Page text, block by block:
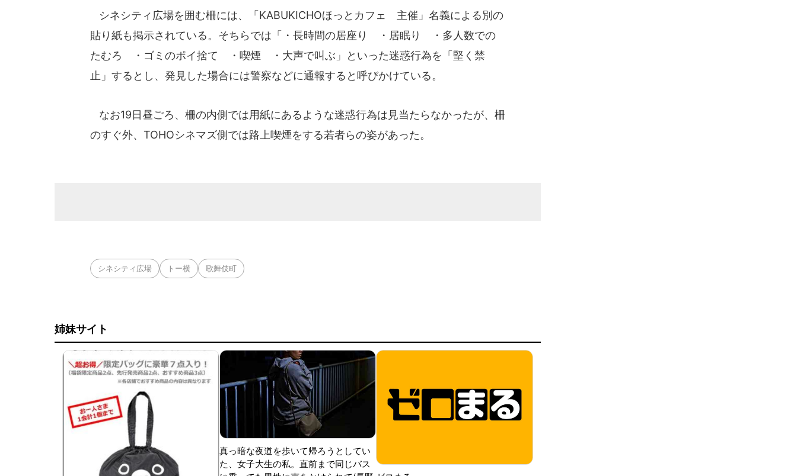
シネシティ広場を囲む柵には、「KABUKICHOほっとカフェ 主催」名義による別の
貼り紙も掲示されている。そちらでは「・長時間の居座り ・居眠り ・多人数での
たむろ ・ゴミのポイ捨て ・喫煙 ・大声で叫ぶ」といった迷惑行為を「堅く禁
止」するとし、発見した場合には警察などに通報すると呼びかけている。
なお19日昼ごろ、柵の内側では用紙にあるような迷惑行為は見当たらなかったが、柵
のすぐ外、TOHOシネマズ側では路上喫煙をする若者らの姿があった。
シネシティ広場 トー横 歌舞伎町
姉妹サイト
真っ暗な夜道を歩いて帰ろうとしてい
た、女子大生の私。直前まで同じバス